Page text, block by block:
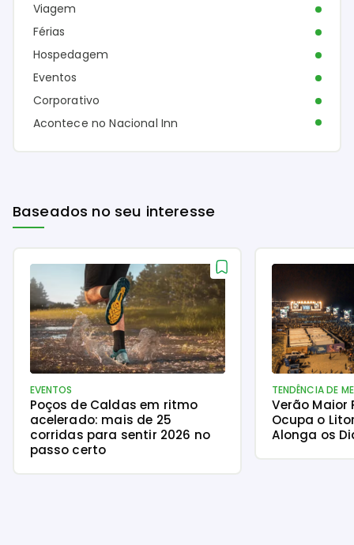
Viagem
Férias
Hospedagem
Eventos
Corporativo
Acontece no Nacional Inn
Baseados no seu interesse
EVENTOS
Poços de Caldas em ritmo
acelerado: mais de 25
corridas para sentir 2026 no
passo certo
TENDÊNCIA DE
Verão Maior
Ocupa o
Alonga os